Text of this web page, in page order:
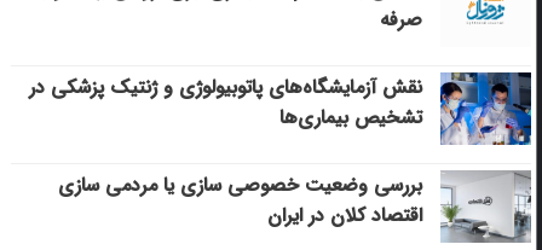
صرفه
نقش آزمایشگاه‌های پاتوبیولوژی و ژنتیک پزشکی در
تشخیص بیماری‌ها
بررسی وضعیت خصوصی سازی یا مردمی سازی
اقتصاد کلان در ایران